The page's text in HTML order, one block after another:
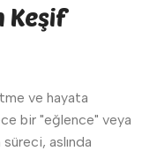
Keşif
ve hayata
bir "eğlence" veya
aslında